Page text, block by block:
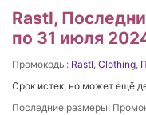
Rastl,
по 31 июля
Промокоды: Rastl, Clothing,
Срок истек, но может ещё
Последние размеры!